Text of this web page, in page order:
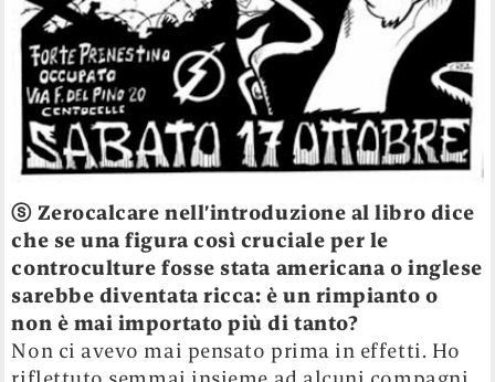
ⓢ Zerocalcare nell’introduzione al libro dice
che se una figura così cruciale per le
controculture fosse stata americana oinglese
sarebbe diventata ricca: è un rimpianto o
non è mai importato più di tanto?
Non ci avevo mai pensato prima in effetti. Ho